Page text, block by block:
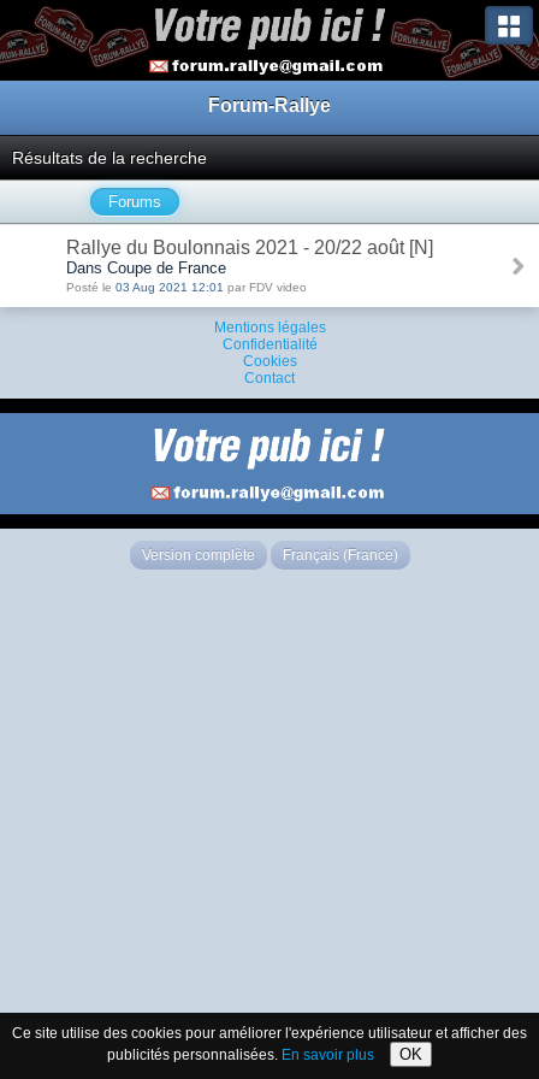
Forum-Rallye
Résultats de la recherche
Forums
Rallye du Boulonnais 2021 - 20/22 août [N]
Dans Coupe de France
Posté le 03 Aug 2021 12:01 par FDV video
Mentions légales
Confidentialité
Cookies
Contact
Version complète Français (France)
Ce site utilise des cookies pour améliorer l'expérience utilisateur et afficher des
publicités personnalisées. En savoir plus OK